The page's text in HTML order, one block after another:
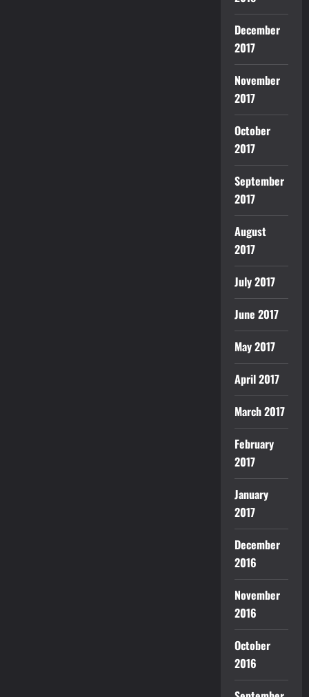
December
2017
November
2017
October
2017
September
2017
August
2017
July 2017
June 2017
May 2017
April 2017
March 2017
February
2017
January
2017
December
2016
November
2016
October
2016